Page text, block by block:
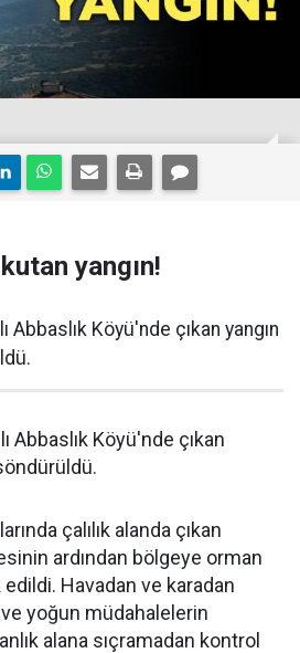
yangın!
Köyü'nde çıkan yangın
Abbaslık Köyü'nde çıkan
çalılık alanda çıkan
ardından bölgeye orman
Havadan ve karadan
yoğun müdahalelerin
alana sıçramadan kontrol